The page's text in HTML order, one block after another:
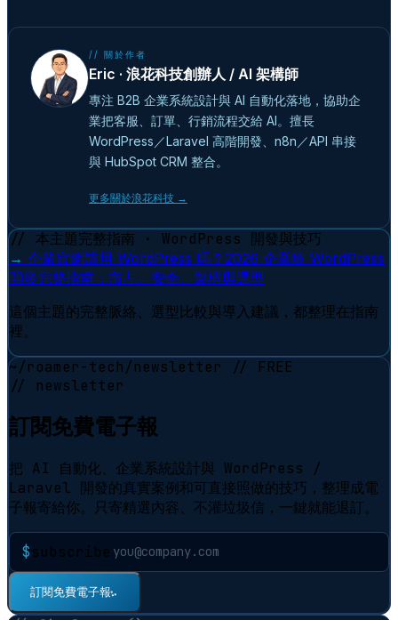
// 關於作者
Eric · 浪花科技創辦人 / AI 架構師
專注 B2B 企業系統設計與 AI 自動化落地，協助企
業把客服、訂單、行銷流程交給 AI。擅長
WordPress／Laravel 高階開發、n8n／API 串接
與 HubSpot CRM 整合。
更多關於浪花科技 →
// 本主題完整指南 · WordPress 開發與技巧
→ 企業官網該用 WordPress 嗎？2026 企業級 WordPress
開發完整指南：市占、安全、架構與選型
這個主題的完整脈絡、選型比較與導入建議，都整理在指南
裡。
~/roamer-tech/newsletter
// FREE
// newsletter
訂閱免費電子報
把 AI 自動化、企業系統設計與 WordPress /
Laravel 開發的真實案例和可直接照做的技巧，整理成電
子報寄給你。只寄精選內容、不灌垃圾信，一鍵就能退訂。
$subscribe
訂閱免費電子報⠋